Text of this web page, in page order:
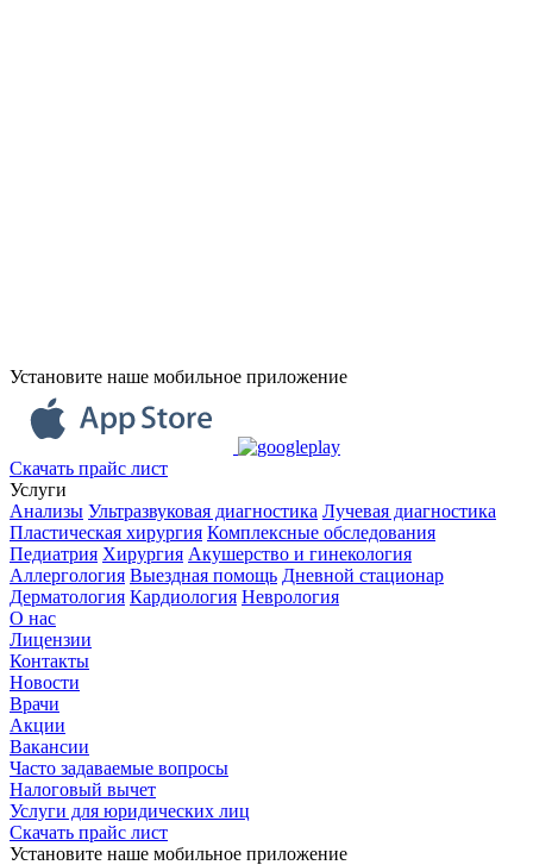
Установите наше мобильное приложение
Скачать прайс лист
Услуги
Анализы Ультразвуковая диагностика Лучевая диагностика
Пластическая хирургия Комплексные обследования
Педиатрия Хирургия Акушерство и гинекология
Аллергология Выездная помощь Дневной стационар
Дерматология Кардиология Неврология
О нас
Лицензии
Контакты
Новости
Врачи
Акции
Вакансии
Часто задаваемые вопросы
Налоговый вычет
Услуги для юридических лиц
Скачать прайс лист
Установите наше мобильное приложение